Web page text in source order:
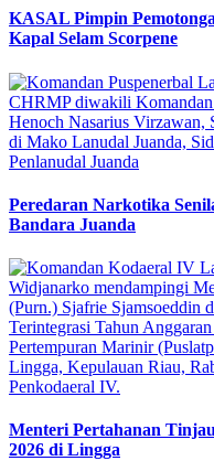
KASAL Pimpin
Kapal Selam Scorpene
Peredaran Narkotika
Bandara Juanda
Menteri Pertahanan
2026 di Lingga